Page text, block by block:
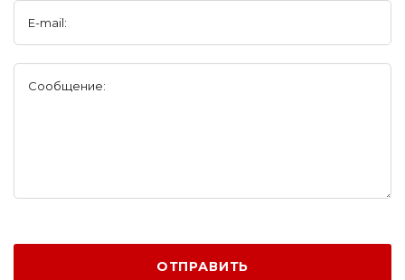
E-mail:
Сообщение:
ОТПРАВИТЬ